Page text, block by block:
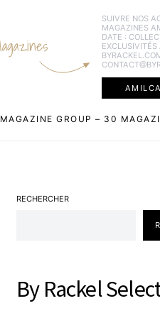
SUIVRE NOS
MAGAZINES
DATE :
EXCLUSIVITÉS
GROUP – 30
RECHERCHER
By Rackel